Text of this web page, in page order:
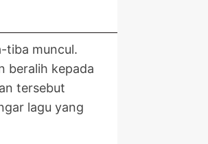
tiba muncul.
beralih kepada
tersebut
lagu yang